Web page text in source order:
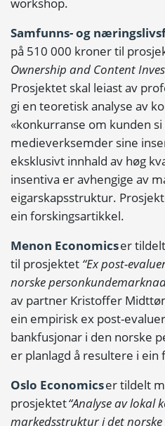
Samfunns- og
på 510 000 kroner til
Ownership and Content
Prosjektet skal leiast av
gi en teoretisk analyse av
«konkurranse om kunden
medieverksemder sine
eksklusivt innhald av høg
insentiva er avhengige av
eigarskapsstruktur.
ein forskingsartikkel.
Menon Economicser
til prosjektet “Ex post-
norske
av partner Kristoffer
ein empirisk ex post-
bankfusjonar i den norske
er planlagd å resultere i ein
Oslo Economicser tildelt
prosjektet“Analyse av lokal
markedsstruktur i det norske